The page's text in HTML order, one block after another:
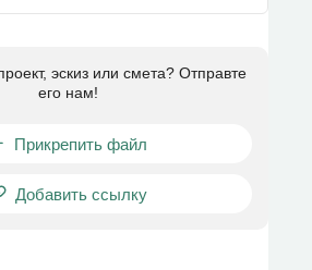
эскиз или смета? Отправте
его нам!
Прикрепить файл
Добавить ссылку